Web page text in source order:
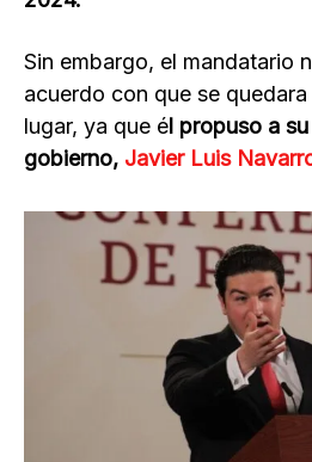
Sin embargo, el mandatario
acuerdo con que se quedara
lugar, ya que él propuso a
gobierno, Javier Luis